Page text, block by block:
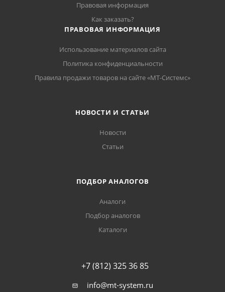
Правовая информация
Как заказать?
ПРАВОВАЯ ИНФОРМАЦИЯ
Использование материалов сайта
Политика конфиденциальности
Правила продажи товаров на сайте «МТ-Системс»
НОВОСТИ И СТАТЬИ
Новости
Статьи
ПОДБОР АНАЛОГОВ
Аналоги
Подбор аналогов
Каталоги
+7 (812) 325 36 85
info@mt-system.ru